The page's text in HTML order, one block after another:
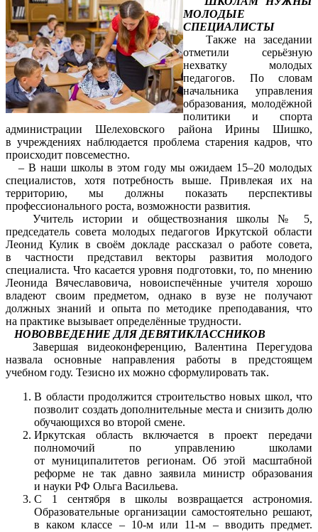
МОЛОДЫЕ
СПЕЦИАЛИСТЫ
Также на заседании
отметили серьёзную
нехватку молодых
педагогов. По словам
начальника управления
образования, молодёжной
политики и спорта
администрации Шелеховского района Ирины Шишко,
в учреждениях наблюдается проблема старения кадров, что
происходит повсеместно.
– В наши школы в этом году мы ожидаем 15–20 молодых
специалистов, хотя потребность выше. Привлекая их на
территорию, мы должны показать перспективы
профессионального роста, возможности развития.
Учитель истории и обществознания школы № 5,
председатель совета молодых педагогов Иркутской области
Леонид Кулик в своём докладе рассказал о работе совета,
в частности представил векторы развития молодого
специалиста. Что касается уровня подготовки, то, по мнению
Леонида Вячеславовича, новоиспечённые учителя хорошо
владеют своим предметом, однако в вузе не получают
должных знаний и опыта по методике преподавания, что
на практике вызывает определённые трудности.
НОВОВВЕДЕНИЕ ДЛЯ ДЕВЯТИКЛАССНИКОВ
Завершая видеоконференцию, Валентина Перегудова
назвала основные направления работы в предстоящем
учебном году. Тезисно их можно сформулировать так.
В области продолжится строительство новых школ, что
позволит создать дополнительные места и снизить долю
обучающихся во второй смене.
Иркутская область включается в проект передачи
полномочий по управлению школами
от муниципалитетов регионам. Об этой масштабной
реформе не так давно заявила министр образования
и науки РФ Ольга Васильева.
С 1 сентября в школы возвращается астрономия.
Образовательные организации самостоятельно решают,
в каком классе – 10-м или 11-м – вводить предмет.